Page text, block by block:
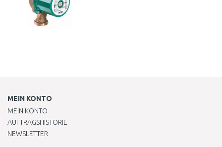
MEIN KONTO
MEIN KONTO
AUFTRAGSHISTORIE
NEWSLETTER